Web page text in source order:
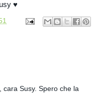
♥
Susy. Spero che la